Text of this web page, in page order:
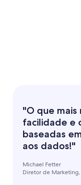
"O que
facilidade e
baseadas
aos dados!"
Michael Fetter
Diretor de